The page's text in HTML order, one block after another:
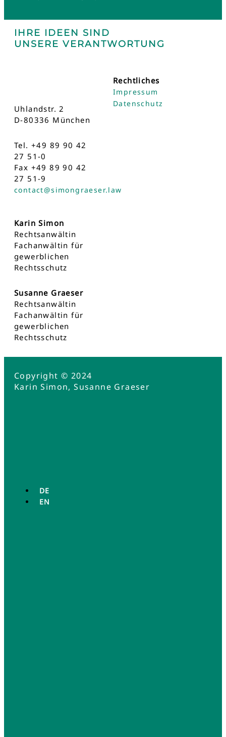
IHRE IDEEN SIND
UNSERE VERANTWORTUNG
Uhlandstr. 2
D-80336 München
Tel. +49 89 90 42
27 51-0
Fax +49 89 90 42
27 51-9
contact@simongraeser.law
Karin Simon
Rechtsanwältin
Fachanwältin für
gewerblichen
Rechtsschutz
Susanne Graeser
Rechtsanwältin
Fachanwältin für
gewerblichen
Rechtsschutz
Rechtliches
Impressum
Datenschutz
Copyright © 2024
Karin Simon, Susanne Graeser
DE
EN